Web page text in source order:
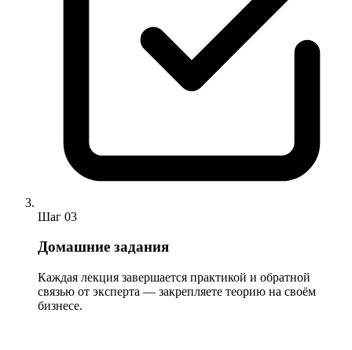
Шаг 03
Домашние задания
Каждая лекция завершается практикой и обратной
связью от эксперта — закрепляете теорию на своём
бизнесе.